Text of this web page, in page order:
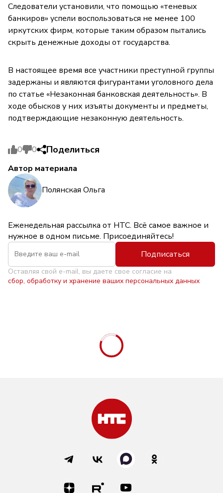
Следователи установили, что помощью «теневых
банкиров» успели воспользоваться не менее 100
иркутских фирм, которые таким образом пытались
скрыть денежные доходы от государства.
В настоящее время все участники преступной группы
задержаны и являются фигурантами уголовного дела
по статье «Незаконная банковская деятельность». В
ходе обысков у них изъяты документы и предметы,
подтверждающие незаконную деятельность.
0 0 Поделиться
Автор материала
Полянская Ольга
Еженедельная рассылка от НТС. Всё самое важное и
нужное в одном письме. Присоединяйтесь!
Подписаться
Оставляя свой e-mail, вы даете свое согласие на
сбор, обработку и хранение ваших персональных данных